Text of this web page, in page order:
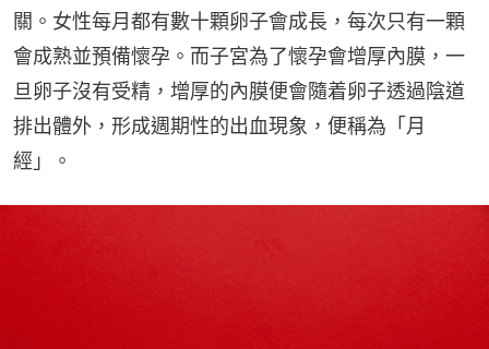
關。女性每月都有數十顆卵子會成長，每次只有一顆
會成熟並預備懷孕。而子宮為了懷孕會增厚內膜，一
旦卵子沒有受精，增厚的內膜便會隨着卵子透過陰道
排出體外，形成週期性的出血現象，便稱為「月
經」。